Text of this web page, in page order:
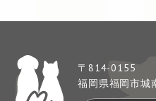
〒814-0155
福岡県福岡市城